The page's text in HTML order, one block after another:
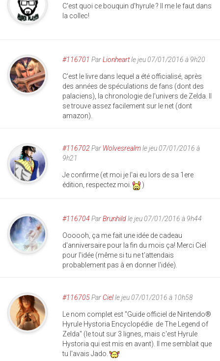
C'est quoi ce bouquin d'hyrule ? Il me le faut dans
la collec!
#116701 ParLionheartle jeu 07/01/2016 à 9h20
C'est le livre dans lequel a été officialisé, après
des années de spéculations de fans (dont des
palaciens), la chronologie de l'univers de Zelda. Il
se trouve assez facilement sur le net (dont
amazon).
#116702 Par Wolvesrealmle jeu 07/01/2016 à
9h21
Je confirme (et moi je l'ai eu lors de sa 1ere
édition, respectez moi.
)
#116704 ParBrunhildle jeu 07/01/2016 à 9h44
Oooooh, ça me fait une idée de cadeau
d'anniversaire pour la fin du mois ça! Merci Ciel
pour l'idée (même si tu ne t'attendais
probablement pas à en donner l'idée).
#116705Par Cielle jeu 07/01/2016 à 10h58
Le nom complet est "Guide officiel de Nintendo®
Hyrule Hystoria Encyclopédie de The Legend of
Zelda" (le tout sur 3 lignes, mais c'est Hyrule
Hystoria qui est mis en avant). Il me semblait que
tu l'avais Jado.